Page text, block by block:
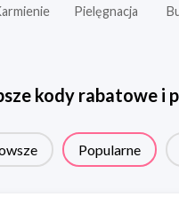
Pielęgnacja
kody rabatowe i
Popularne